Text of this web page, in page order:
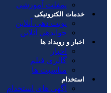
پمفلت آموزشی
خدمات الکترونیکی
نوبت دهی آنلاین
جوابدهي آنلاين
اخبار و رویداد ها
اخبار
گالری فیلم
مناسبت ها
استخدام
آگهی های استخدام